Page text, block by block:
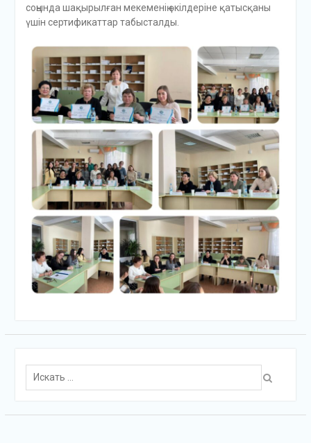
соңында шақырылған мекеменің өкілдеріне қатысқаны
үшін сертификаттар табысталды.
Поиск
для: